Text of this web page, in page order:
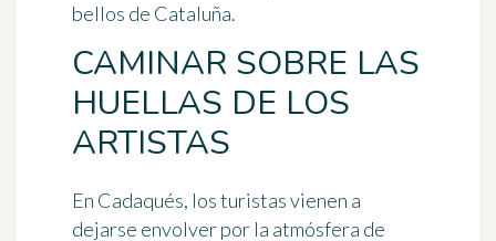
bellos de Cataluña.
CAMINAR SOBRE LAS
HUELLAS DE LOS
ARTISTAS
En Cadaqués, los turistas vienen a
dejarse envolver por la atmósfera de